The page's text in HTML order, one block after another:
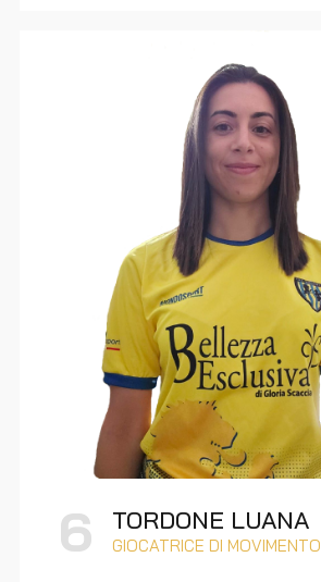
6 TORDONE LUANA
GIOCATRICE DI MOVIMENTO